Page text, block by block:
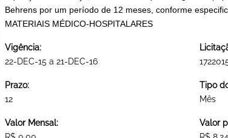
Behrens por um período de 12 meses, conforme
MATERIAIS MÉDICO-HOSPITALARES
Vigência:
22-DEC-15 a 21-DEC-16
Prazo:
12
Tipo
Mês
Valor Mensal:
Valor